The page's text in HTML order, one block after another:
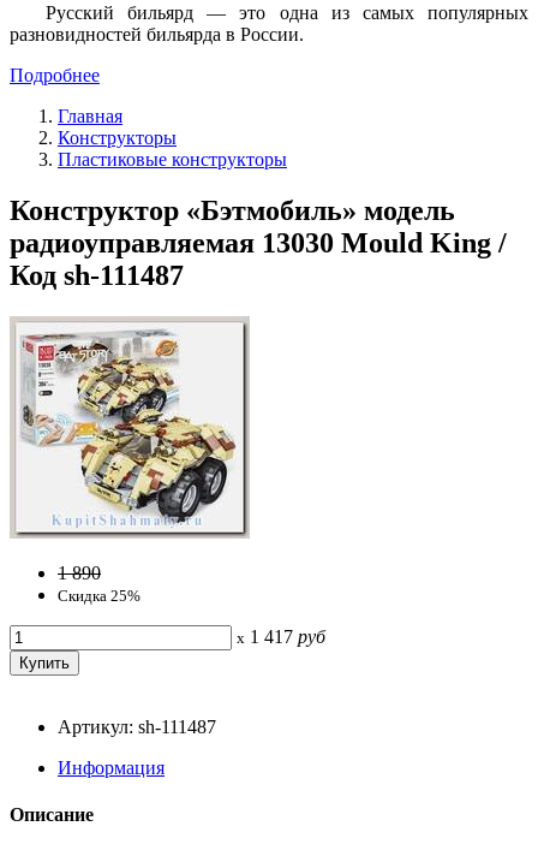
Русский бильярд — это одна из самых популярных
разновидностей бильярда в России.
Подробнее
Главная
Конструкторы
Пластиковые конструкторы
Конструктор «Бэтмобиль» модель
радиоуправляемая 13030 Mould King /
Код sh-111487
1 890
Скидка 25%
x 1 417 руб
Артикул: sh-111487
Информация
Описание